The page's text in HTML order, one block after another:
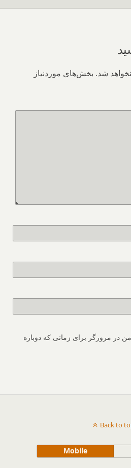
شد. بخش‌های موردنیاز
در مرورگر برای زمانی که دوباره
Back to
Mobile